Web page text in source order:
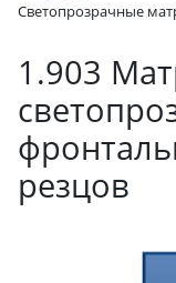
Светопрозрачные
1.903
резцов